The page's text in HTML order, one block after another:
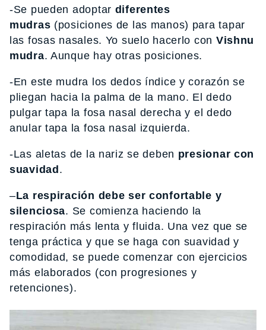
-Se pueden adoptar diferentes
mudras (posiciones de las manos) para tapar
las fosas nasales. Yo suelo hacerlo con Vishnu
mudra. Aunque hay otras posiciones.
-En este mudra los dedos índice y corazón se
pliegan hacia la palma de la mano. El dedo
pulgar tapa la fosa nasal derecha y el dedo
anular tapa la fosa nasal izquierda.
-Las aletas de la nariz se deben presionar con
suavidad .
–La respiración debe ser confortable y
silenciosa. Se comienza haciendo la
respiración más lenta y fluida. Una vez que se
tenga práctica y que se haga con suavidad y
comodidad, se puede comenzar con ejercicios
más elaborados (con progresiones y
retenciones).